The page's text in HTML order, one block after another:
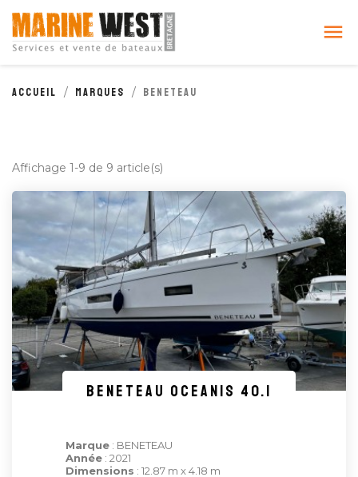

Accueil Marques BENETEAU
Affichage 1-9 de 9 article(s)
BENETEAU OCEANIS 40.1
Marque: BENETEAU
Année: 2021
Dimensions : 12.87 m x 4.18 m